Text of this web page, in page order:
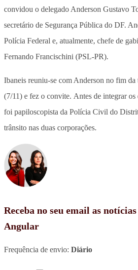
convidou o delegado Anderson Gustavo
secretário de Segurança Pública do DF.
Polícia Federal e, atualmente, chefe de
Fernando Francischini (PSL-PR).
Ibaneis reuniu-se com Anderson no fim da
(7/11) e fez o convite. Antes de integrar os
foi papiloscopista da Polícia Civil do
trânsito nas duas corporações.
Receba no seu email as
Angular
Frequência de envio: Diário